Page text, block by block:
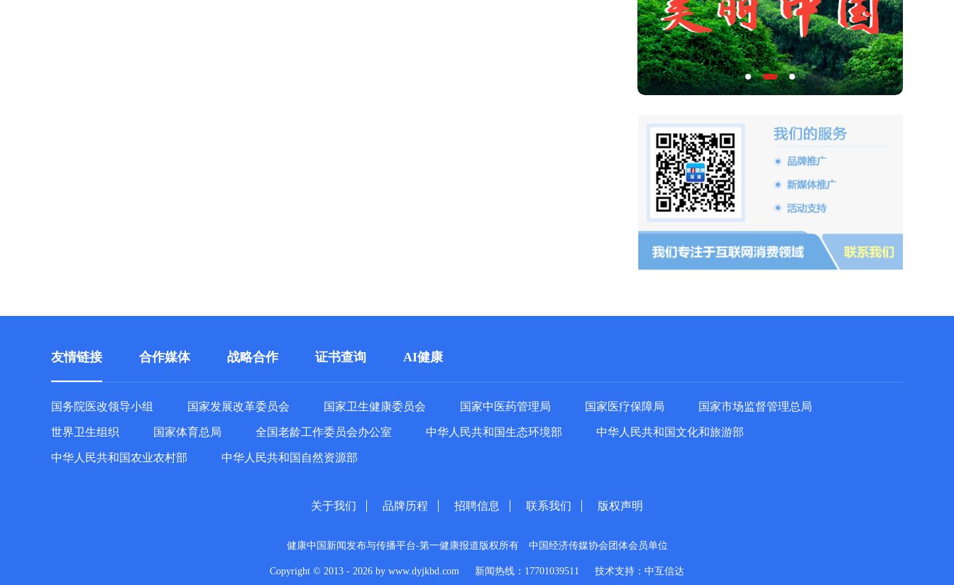
友情链接 合作媒体 战略合作 证书查询 AI健康
国务院医改领导小组 国家发展改革委员会 国家卫生健康委员会 国家中医药管理局 国家医疗保障局 国家市场监督管理总局
世界卫生组织 国家体育总局 全国老龄工作委员会办公室 中华人民共和国生态环境部 中华人民共和国文化和旅游部
中华人民共和国农业农村部 中华人民共和国自然资源部
关于我们 品牌历程 招聘信息 联系我们 版权声明
健康中国新闻发布与传播平台-第一健康报道版权所有 中国经济传媒协会团体会员单位
Copyright © 2013 - 2026 by www.dyjkbd.com 新闻热线：17701039511 技术支持：中互信达